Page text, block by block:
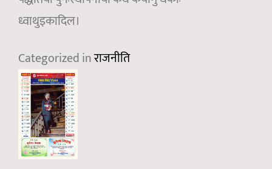
ध्वाथुइकादिल।
Categorized inराजनीति